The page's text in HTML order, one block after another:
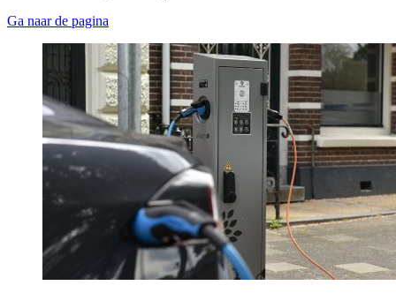
Ga naar de pagina